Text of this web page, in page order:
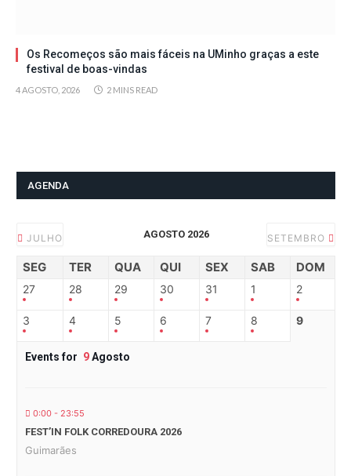
Os Recomeços são mais fáceis na UMinho graças a este
festival de boas-vindas
4 AGOSTO, 2026 2 MINS READ
AGENDA
JULHO AGOSTO 2026 SETEMBRO
SEG TER QUA QUI SEX SAB DOM
27 28 29 30 31 1 2
3 4 5 6 7 8 9
Events for 9Agosto
0:00 - 23:55
FEST’IN FOLK CORREDOURA 2026
Guimarães